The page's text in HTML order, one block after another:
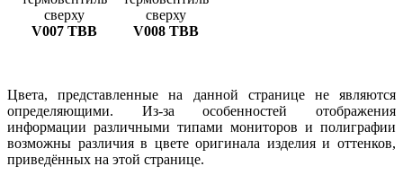
V007 ТВВ V008 ТВВ
Цвета, представленные на данной странице не являются
определяющими. Из-за особенностей отображения
информации различными типами мониторов и полиграфии
возможны различия в цвете оригинала изделия и оттенков,
приведённых на этой странице.